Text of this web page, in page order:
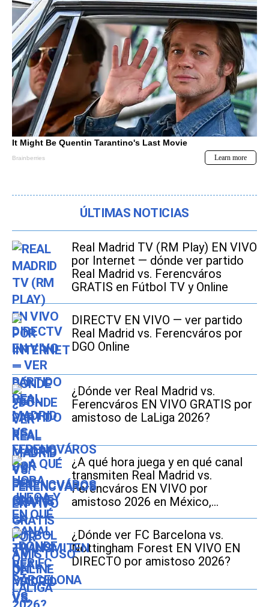
ÚLTIMAS NOTICIAS
Real Madrid TV (RM Play) EN VIVO
por Internet — dónde ver partido
Real Madrid vs. Ferencváros
GRATIS en Fútbol TV y Online
DIRECTV EN VIVO — ver partido
Real Madrid vs. Ferencváros por
DGO Online
¿Dónde ver Real Madrid vs.
Ferencváros EN VIVO GRATIS por
amistoso de LaLiga 2026?
¿A qué hora juega y en qué canal
transmiten Real Madrid vs.
Ferencváros EN VIVO por
amistoso 2026 en México,
Estados Unidos y España?
¿Dónde ver FC Barcelona vs.
Nottingham Forest EN VIVO EN
DIRECTO por amistoso 2026?